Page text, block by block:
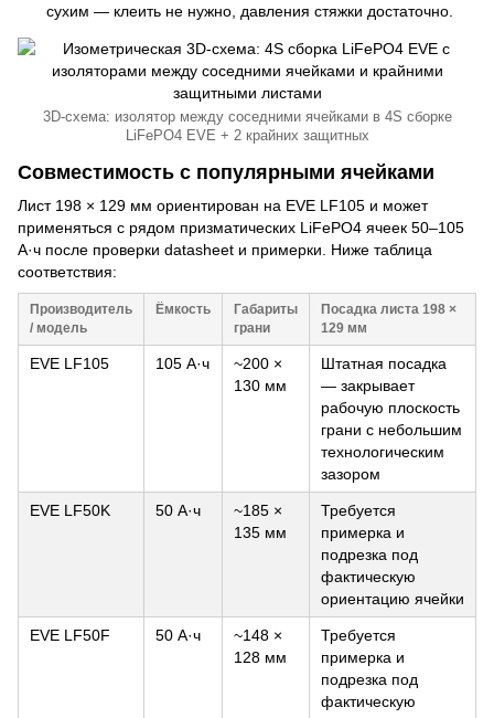
сухим — клеить не нужно, давления стяжки достаточно.
3D-схема: изолятор между соседними ячейками в 4S сборке
LiFePO4 EVE + 2 крайних защитных
Совместимость с популярными ячейками
Лист 198 × 129 мм ориентирован на EVE LF105 и может
применяться с рядом призматических LiFePO4 ячеек 50–105
А·ч после проверки datasheet и примерки. Ниже таблица
соответствия:
Производитель
/ модель
Ёмкость
Габариты
грани
Посадка листа 198 ×
129 мм
EVE LF105 105 А·ч
~200 ×
130 мм
Штатная посадка
— закрывает
рабочую плоскость
грани с небольшим
технологическим
зазором
EVE LF50K 50 А·ч
~185 ×
135 мм
Требуется
примерка и
подрезка под
фактическую
ориентацию ячейки
EVE LF50F 50 А·ч
~148 ×
128 мм
Требуется
примерка и
подрезка под
фактическую